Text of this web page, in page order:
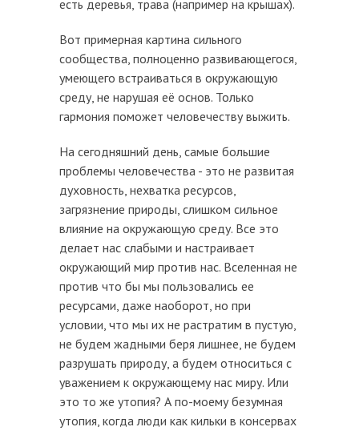
есть деревья, трава (например на крышах).
Вот примерная картина сильного
сообщества, полноценно развивающегося,
умеющего встраиваться в окружающую
среду, не нарушая её основ. Только
гармония поможет человечеству выжить.
На сегодняшний день, самые большие
проблемы человечества - это не развитая
духовность, нехватка ресурсов,
загрязнение природы, слишком сильное
влияние на окружающую среду. Все это
делает нас слабыми и настраивает
окружающий мир против нас. Вселенная не
против что бы мы пользовались ее
ресурсами, даже наоборот, но при
условии, что мы их не растратим в пустую,
не будем жадными беря лишнее, не будем
разрушать природу, а будем относиться с
уважением к окружающему нас миру. Или
это то же утопия? А по-моему безумная
утопия, когда люди как кильки в консервах